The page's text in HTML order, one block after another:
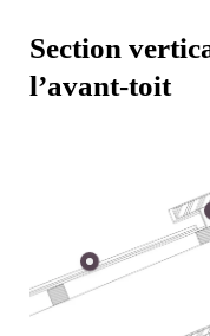
Section
l’avant-toit